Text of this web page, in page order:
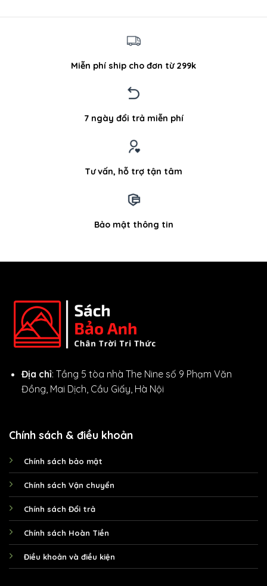
Miễn phí ship cho đơn từ 299k
7 ngày đổi trả miễn phí
Tư vấn, hỗ trợ tận tâm
Bảo mật thông tin
Địa chỉ: Tầng 5 tòa nhà The Nine số 9 Phạm Văn
Đồng, Mai Dịch, Cầu Giấy, Hà Nội
Chính sách & điều khoản
Chính sách bảo mật
Chính sách Vận chuyển
Chính sách Đổi trả
Chính sách Hoàn Tiền
Điều khoản và điều kiện